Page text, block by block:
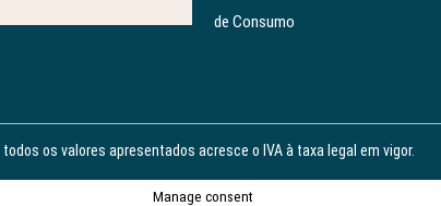
de Consumo
todos os valores apresentados acresce o IVA à taxa legal em vigor.
Manage consent